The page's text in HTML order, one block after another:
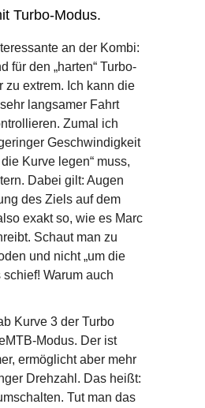
Turbo-Modus.
an der Kombi:
für den „harten“ Turbo-
zu extrem. Ich kann die
langsamer Fahrt
Zumal ich
Geschwindigkeit
Kurve legen“ muss,
Dabei gilt: Augen
des Ziels auf dem
exakt so, wie es Marc
Schaut man zu
und nicht „um die
schief! Warum auch
Kurve 3 der Turbo
Modus. Der ist
ermöglicht aber mehr
Drehzahl. Das heißt:
Tut man das